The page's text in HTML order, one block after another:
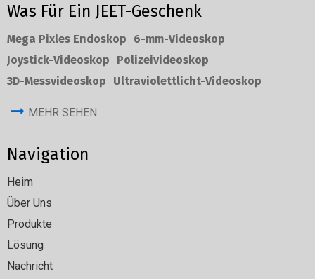
Was Für Ein JEET-Geschenk
Mega Pixles Endoskop
6-mm-Videoskop
Joystick-Videoskop
Polizeivideoskop
3D-Messvideoskop
Ultraviolettlicht-Videoskop
MEHR SEHEN
Navigation
Heim
Über Uns
Produkte
Lösung
Nachricht